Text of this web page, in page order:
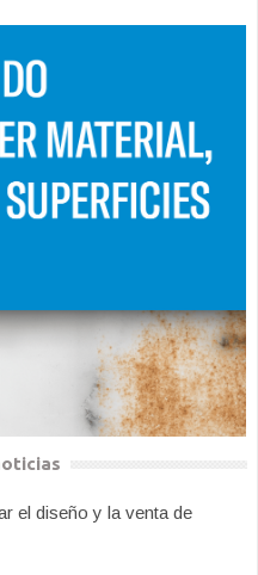
el diseño y la venta de